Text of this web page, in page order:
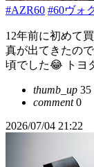
#AZR60 #60ヴォ
12年前に初めて
真が出てきたの
頃でした😂 トヨ
thumb_up 35
comment0
2026/07/04 21:22